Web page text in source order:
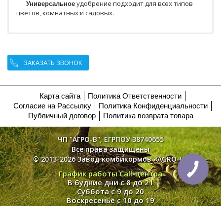
Универсальноеудобрение подходит для всех типов
цветов, комнатных и садовых.
ЗАКАЗАТЬ ЗВОНОК
Карта сайта
Политика Ответственности
Согласие на Рассылку
Политика Конфиденциальности
Публичный договор
Политика возврата товара
ЧП "АГРО-В", ЕГРПОУ 38740655
Все права защищены
© 2013-2026 Завод комбикормов «AGRO-V»
График работы Call-центра
В будние дни с 8 до 21
Суббота с 9 до 20
Воскресенье с 10 до 19